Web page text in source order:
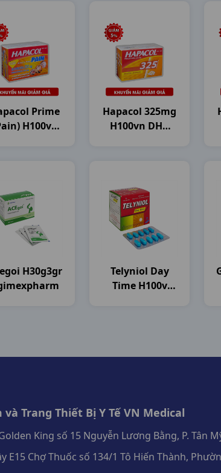
Prime
H100vn
Hapacol 325mg
H100vn DHG
H30g3gr
Telyniol Day
Time H100v
Trang Thiết Bị Y Tế VN Medical
King số 15 Nguyễn Lương Bằng, P. Tân
E15 Chợ Thuốc số 134/1 Tô Hiến Thành,